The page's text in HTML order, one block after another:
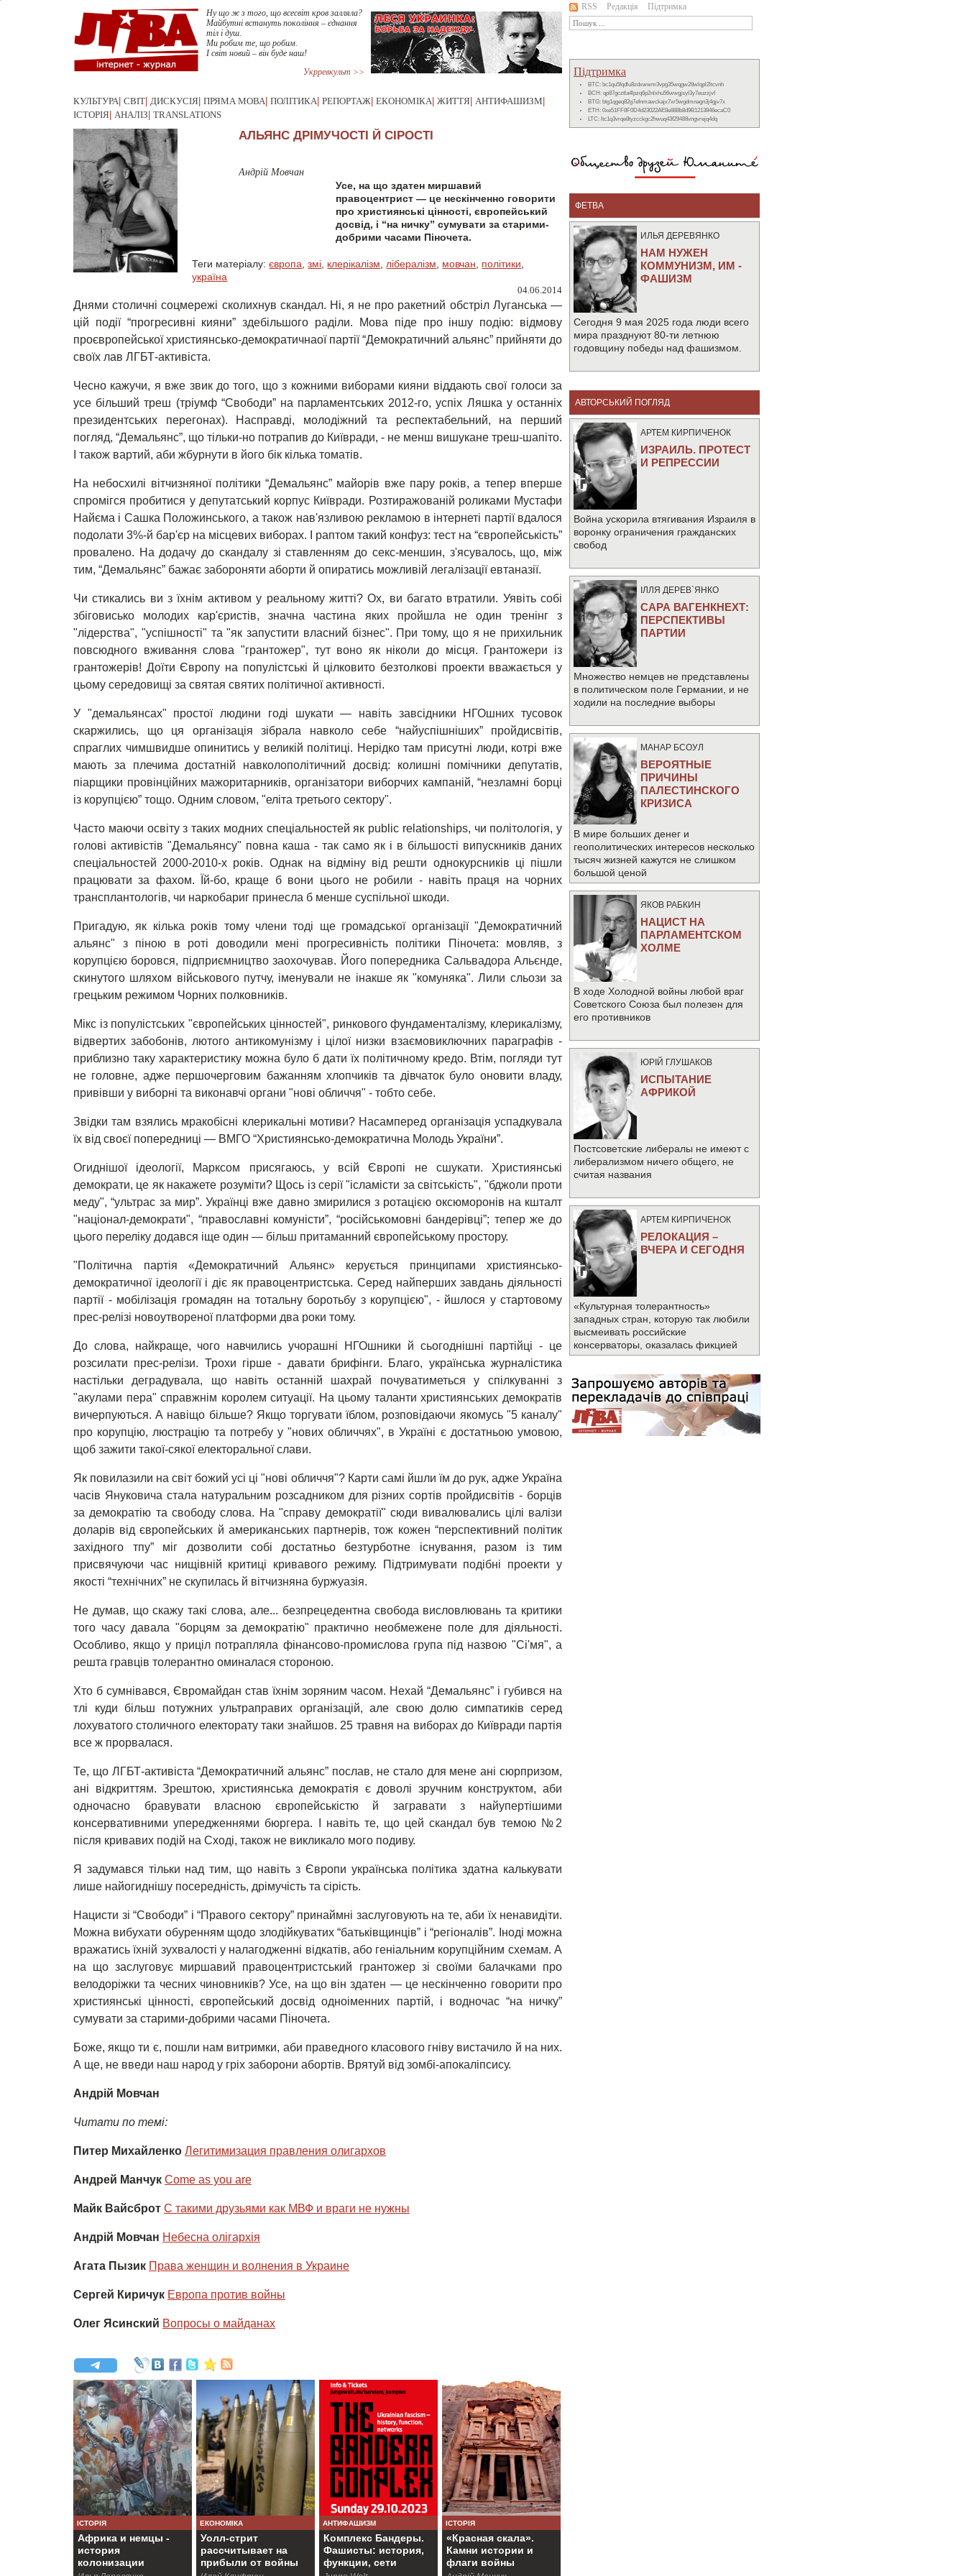
Ну що ж з того, що всесвіт кров залляла?
Майбутні встануть покоління – єднання
тіл і душ.
Ми робим те, що робим.
І світ новий – він буде наш!
Укрревкульт >>
КУЛЬТУРА СВІТ ДИСКУСІЯ ПРЯМА МОВА ПОЛІТИКА РЕПОРТАЖ ЕКОНОМІКА ЖИТТЯ АНТИФАШИЗМ
ІСТОРІЯ АНАЛІЗ TRANSLATIONS
АЛЬЯНС ДРІМУЧОСТІ Й СІРОСТІ
Андрій Мовчан
Усе, на що здатен миршавий
правоцентрист — це нескінченно говорити
про християнські цінності, європейський
досвід, і “на ничку” сумувати за старими-
добрими часами Піночета.
Теги матеріалу:європа ,змі клерікалізм лібералізм мовчан політики
україна
04.06.2014
Днями столичні соцмережі сколихнув скандал. Ні, я не про ракетний обстріл Луганська —
цій події “прогресивні кияни” здебільшого раділи. Мова піде про іншу подію: відмову
проєвропейської християнсько-демократичнаої партії “Демократичний альянс” прийняти до
своїх лав ЛГБТ-активіста.
Чесно кажучи, я вже звик до того, що з кожними виборами кияни віддають свої голоси за
усе більший треш (тріумф “Свободи” на парламентських 2012-го, успіх Ляшка у останніх
президентських перегонах). Насправді, молодіжний та респектабельний, на перший
погляд, “Демальянс”, що тільки-но потрапив до Київради, - не менш вишукане треш-шапіто.
І також вартий, аби жбурнути в його бік кілька томатів.
На небосхилі вітчизняної політики “Демальянс” майорів вже пару років, а тепер вперше
спромігся пробитися у депутатський корпус Київради. Розтиражованій роликами Мустафи
Найєма і Сашка Положинського, а також нав'язливою рекламою в інтернеті партії вдалося
подолати 3%-й бар'єр на місцевих виборах. І раптом такий конфуз: тест на “європейськість”
провалено. На додачу до скандалу зі ставленням до секс-меншин, з'ясувалось, що, між
тим, “Демальянс” бажає забороняти аборти й опиратись можливій легалізації евтаназії.
Чи стикались ви з їхнім активом у реальному житті? Ох, ви багато втратили. Уявіть собі
збіговисько молодих кар'єристів, значна частина яких пройшла не один тренінг з
"лідерства", "успішності" та "як запустити власний бізнес". При тому, що я не прихильник
повсюдного вживання слова "грантожер", тут воно як ніколи до місця. Грантожери із
грантожерів! Доїти Європу на популістські й цілковито безтолкові проекти вважається у
цьому середовищі за святая святих політичної активності.
У "демальянсах" простої людини годі шукати — навіть завсідники НГОшних тусовок
скаржились, що ця організація зібрала навколо себе “найуспішніших” пройдисвітів,
спраглих чимшвидше опинитись у великій політиці. Нерідко там присутні люди, котрі вже
мають за плечима достатній навколополітичний досвід: колишні помічники депутатів,
піарщики провінційних мажоритарників, організатори виборчих кампаній, “незламні борці
із корупцією” тощо. Одним словом, "еліта третього сектору".
Часто маючи освіту з таких модних спеціальностей як public relationships, чи політологія, у
голові активістів "Демальянсу" повна каша - так само як і в більшості випускників даних
спеціальностей 2000-2010-х років. Однак на відміну від решти однокурсників ці пішли
працювати за фахом. Їй-бо, краще б вони цього не робили - навіть праця на чорних
трансплантологів, чи наркобариг принесла б менше суспільної шкоди.
Пригадую, як кілька років тому члени тоді ще громадської організації "Демократичний
альянс" з піною в роті доводили мені прогресивність політики Піночета: мовляв, з
корупцією боровся, підприємництво заохочував. Його попередника Сальвадора Альєнде,
скинутого шляхом військового путчу, іменували не інакше як "комуняка". Лили сльози за
грецьким режимом Чорних полковників.
Мікс із популістських "європейських цінностей", ринкового фундаменталізму, клерикалізму,
відвертих забобонів, лютого антикомунізму і цілої низки взаємовиключних параграфів -
приблизно таку характеристику можна було б дати їх політичному кредо. Втім, погляди тут
не головне, адже першочерговим бажанням хлопчиків та дівчаток було оновити владу,
привівши у виборні та виконавчі органи "нові обличчя" - тобто себе.
Звідки там взялись мракобісні клерикальні мотиви? Насамперед організація успадкувала
їх від своєї попередниці — ВМГО “Християнсько-демократична Молодь України”.
Огиднішої ідеології, Марксом присягаюсь, у всій Європі не сшукати. Християнські
демократи, це як накажете розуміти? Щось із серії "ісламісти за світськість", "бджоли проти
меду", “ультрас за мир”. Українці вже давно змирилися з ротацією оксюморонів на кшталт
"націонал-демократи", “православні комуністи”, “російськомовні бандерівці”; тепер же до
цього переліку додався іще один — більш притаманний європейському простору.
"Політична партія «Демократичний Альянс» керується принципами християнсько-
демократичної ідеології і діє як правоцентристська. Серед найперших завдань діяльності
партії - мобілізація громадян на тотальну боротьбу з корупцією", - йшлося у стартовому
прес-релізі новоутвореної платформи два роки тому.
До слова, найкраще, чого навчились учорашні НГОшники й сьогоднішні партійці - це
розсилати прес-релізи. Трохи гірше - давати брифінги. Благо, українська журналістика
настільки деградувала, що навіть останній шахрай почуватиметься у спілкуванні з
"акулами пера" справжнім королем ситуації. На цьому таланти християнських демократів
вичерпуються. А навіщо більше? Якщо торгувати їблом, розповідаючи якомусь "5 каналу"
про корупцію, люстрацію та потребу у "нових обличчях", в Україні є достатньою умовою,
щоб зажити такої-сякої електоральної слави.
Як повилазили на світ божий усі ці "нові обличчя"? Карти самі йшли їм до рук, адже Україна
часів Януковича стала натуральним розсадником для різних сортів пройдисвітів - борців
за демократію та свободу слова. На "справу демократії" сюди вивалювались цілі валізи
доларів від європейських й американських партнерів, тож кожен “перспективний політик
західного тпу” міг дозволити собі достатньо безтурботне існування, разом із тим
присвячуючи час нищівній критиці кривавого режиму. Підтримувати подібні проекти у
якості “технічних” не скупилась й вітчизняна буржуазія.
Не думав, що скажу такі слова, але... безпрецедентна свобода висловлювань та критики
того часу давала "борцям за демократію" практично необмежене поле для діяльності.
Особливо, якщо у приціл потрапляла фінансово-промислова група під назвою "Сі'мя", а
решта гравців толерантно оминалася стороною.
Хто б сумнівався, Євромайдан став їхнім зоряним часом. Нехай “Демальянс” і губився на
тлі куди більш потужних ультраправих організацій, але свою долю симпатиків серед
лохуватого столичного електорату таки знайшов. 25 травня на виборах до Київради партія
все ж прорвалася.
Те, що ЛГБТ-активіста “Демократичний альянс” послав, не стало для мене ані сюрпризом,
ані відкриттям. Зрештою, християнська демократія є доволі зручним конструктом, аби
одночасно бравувати власною європейськістю й загравати з найупертішими
консервативними упередженнями бюргера. І навіть те, що цей скандал був темою №2
після кривавих подій на Сході, також не викликало мого подиву.
Я задумався тільки над тим, що навіть з Європи українська політика здатна калькувати
лише найогиднішу посередність, дрімучість та сірість.
Нацисти зі “Свободи” і “Правого сектору” принаймні заслуговують на те, аби їх ненавидіти.
Можна вибухати обуренням щодо злодійкуватих “батьківщинців” і “регіоналів”. Іноді можна
вражатись їхній зухвалості у налагодженні відкатів, або геніальним корупційним схемам. А
на що заслуговує миршавий правоцентристський грантожер зі своїми балачками про
велодоріжки та чесних чиновників? Усе, на що він здатен — це нескінченно говорити про
християнські цінності, європейський досвід одноіменних партій, і водночас “на ничку”
сумувати за старими-добрими часами Піночета.
Боже, якщо ти є, пошли нам витримки, аби праведного класового гніву вистачило й на них.
А ще, не введи наш народ у гріх заборони абортів. Врятуй від зомбі-апокаліпсису.
Андрій Мовчан
Читати по темі:
Питер Михайленко Легитимизация правления олигархов
Андрей Манчук Come as you are
Майк Вайсброт С такими друзьями как МВФ и враги не нужны
Андрій Мовчан Небесна олігархія
Агата Пызик Права женщин и волнения в Украине
Сергей Киричук Европа против войны
Олег Ясинский Вопросы о майданах
ІСТОРІЯ
Африка и немцы -
история
колонизации
ЕКОНОМІКА
Уолл-стрит
рассчитывает на
прибыли от войны
АНТИФАШИЗМ
Комплекс Бандеры.
Фашисты: история,
функции, сети
ІСТОРІЯ
«Красная скала».
Камни истории и
флаги войны
RSS Редакція Підтримка
Підтримка
BTC: bc1qu5fqdlu8zdxwwm3vpg35wqgw28wlqpl2ltcvnh
BCH: qp87gcztla4lpzq6p2nlxhu56wwgjsyl3y7euzzjvf
BTG: btg1qgeq82g7efnmawckajx7xr5wgdmnagn3j4gjv7x
ETH: 0xe51FF8F0D4d23022AE8e888b8d9B1213846ecaC0
LTC: ltc1q3vrqe8tyzcckgc2hwuq43f29488vngvrejq4dq
ФЕТВА
ИЛЬЯ ДЕРЕВЯНКО
НАМ НУЖЕН
КОММУНИЗМ, ИМ -
ФАШИЗМ
Сегодня 9 мая 2025 года люди всего
мира празднуют 80-ти летнюю
годовщину победы над фашизмом.
АВТОРСЬКИЙ ПОГЛЯД
АРТЕМ КИРПИЧЕНОК
ИЗРАИЛЬ. ПРОТЕСТ
И РЕПРЕССИИ
Война ускорила втягивания Израиля в
воронку ограничения гражданских
свобод
IЛЛЯ ДЕРЕВ`ЯНКО
САРА ВАГЕНКНЕХТ:
ПЕРСПЕКТИВЫ
ПАРТИИ
Множество немцев не представлены
в политическом поле Германии, и не
ходили на последние выборы
МАНАР БСОУЛ
ВЕРОЯТНЫЕ
ПРИЧИНЫ
ПАЛЕСТИНСКОГО
КРИЗИСА
В мире больших денег и
геополитических интересов несколько
тысяч жизней кажутся не слишком
большой ценой
ЯКОВ РАБКИН
НАЦИСТ НА
ПАРЛАМЕНТСКОМ
ХОЛМЕ
В ходе Холодной войны любой враг
Советского Союза был полезен для
его противников
ЮРIЙ ГЛУШАКОВ
ИСПЫТАНИЕ
АФРИКОЙ
Постсоветские либералы не имеют с
либерализмом ничего общего, не
считая названия
АРТЕМ КИРПИЧЕНОК
РЕЛОКАЦИЯ –
ВЧЕРА И СЕГОДНЯ
«Культурная толерантность»
западных стран, которую так любили
высмеивать российские
консерваторы, оказалась фикцией